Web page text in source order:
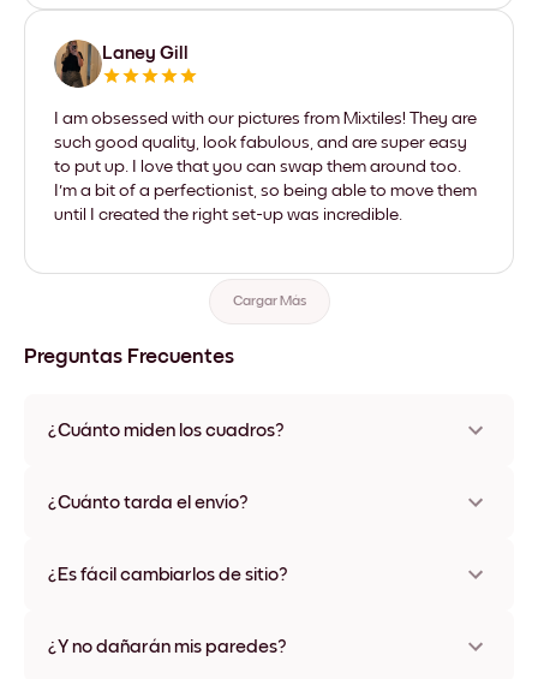
Laney Gill
I am obsessed with our pictures from Mixtiles! They are
such good quality, look fabulous, and are super easy
to put up. I love that you can swap them around too.
I'm a bit of a perfectionist, so being able to move them
until I created the right set-up was incredible.
Cargar Más
Preguntas Frecuentes
¿Cuánto miden los cuadros?
varios materiales y colores de marco, incluidas opciones sin
¿Cuánto tarda el envío?
disponibles en algunos países. Te enviaremos un número de
¿Es fácil cambiarlos de sitio?
ningún daño
¿Y no dañarán mis paredes?